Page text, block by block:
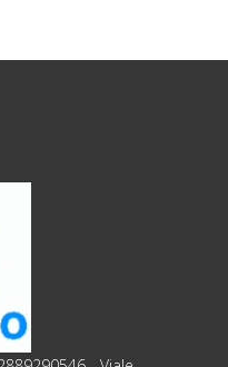
o di
politiche,
a
politico o
personali
salute e la